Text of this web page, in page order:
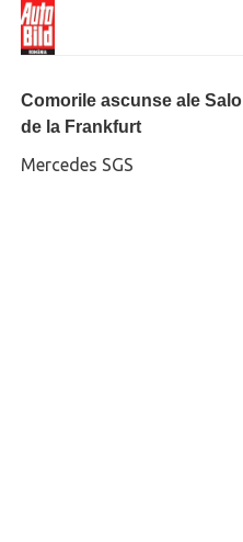
Comorile ascunse ale
de la Frankfurt
Mercedes SGS